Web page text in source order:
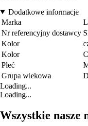
Dodatkowe informacje
Marka
Nr referencyjny dostawcy
Kolor
Kolor
Płeć
Grupa wiekowa
Loading...
Loading...
Wszystkie nasze